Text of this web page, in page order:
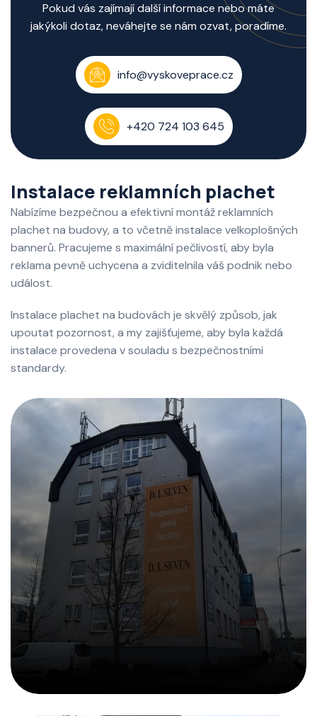
Pokud vás zajímají další informace nebo máte
jakýkoli dotaz, neváhejte se nám ozvat, poradíme.
info@vyskoveprace.cz
+420 724 103 645
Instalace reklamních plachet
Nabízíme bezpečnou a efektivní montáž reklamních
plachet na budovy, a to včetně instalace velkoplošných
bannerů. Pracujeme s maximální pečlivostí, aby byla
reklama pevně uchycena a zviditelnila váš podnik nebo
událost.
Instalace plachet na budovách je skvělý způsob, jak
upoutat pozornost, a my zajišťujeme, aby byla každá
instalace provedena v souladu s bezpečnostními
standardy.